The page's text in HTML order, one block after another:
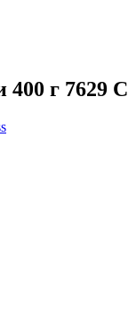
400 г 7629 С